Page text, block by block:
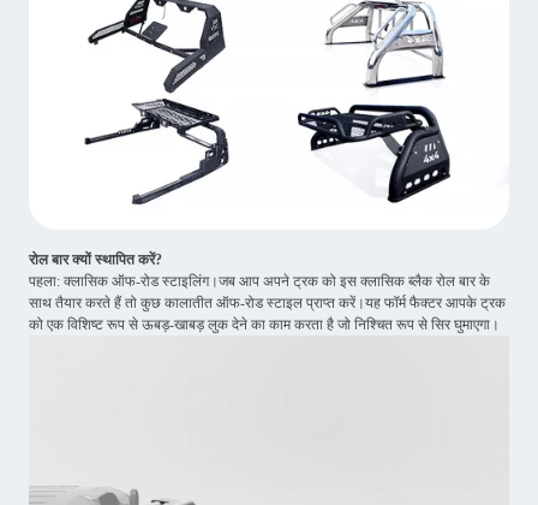
रोल बार क्यों स्थापित करें?
पहला: क्लासिक ऑफ-रोड स्टाइलिंग।जब आप अपने ट्रक को इस क्लासिक ब्लैक रोल बार के
साथ तैयार करते हैं तो कुछ कालातीत ऑफ-रोड स्टाइल प्राप्त करें।यह फॉर्म फैक्टर आपके ट्रक
को एक विशिष्ट रूप से ऊबड़-खाबड़ लुक देने का काम करता है जो निश्चित रूप से सिर घुमाएगा।